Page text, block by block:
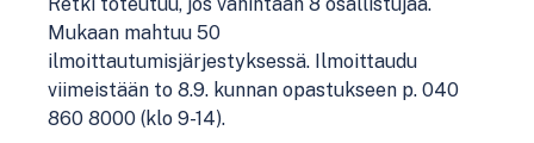
Mukaan mahtuu 50
ilmoittautumisjärjestyksessä. Ilmoittaudu
viimeistään to 8.9. kunnan opastukseen p. 040
860 8000 (klo 9-14).